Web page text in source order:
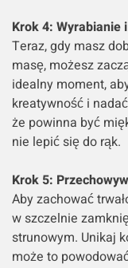
Krok 4: Wyrabianie
Teraz, gdy masz
masę, możesz
idealny moment,
kreatywność i
że powinna być
nie lepić się do rąk.
Krok 5:
Aby zachować
w szczelnie
strunowym. Unikaj
może to